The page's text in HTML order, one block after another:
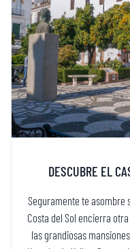
DESCUBRE EL
Seguramente te asombre
Costa del Sol encierra
las grandiosas